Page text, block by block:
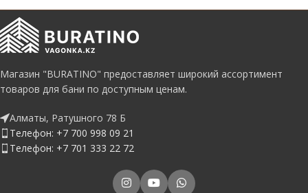
Магазин "BURATINO" предоставляет широкий ассортимент
товаров для бани по доступным ценам.
Алматы, Ратушного 78 Б
Телефон: +7 700 998 09 21
Телефон: +7 701 333 22 72